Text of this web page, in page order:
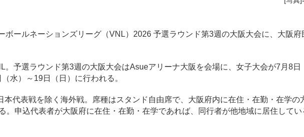
ールネーションズリーグ（VNL）2026 予選ラウンド第3週の大阪大会に、大阪府
予選ラウンド第3週の大阪大会はAsueアリーナ大阪を会場に、女子大会が7月8日
水）～19日（日）に行われる。
代表戦を除く海外戦。席種はスタンド自由席で、大阪府内に在住・在勤・在学の
。申込代表者が大阪府に在住・在勤・在学であれば、同行者が他地域に居住して